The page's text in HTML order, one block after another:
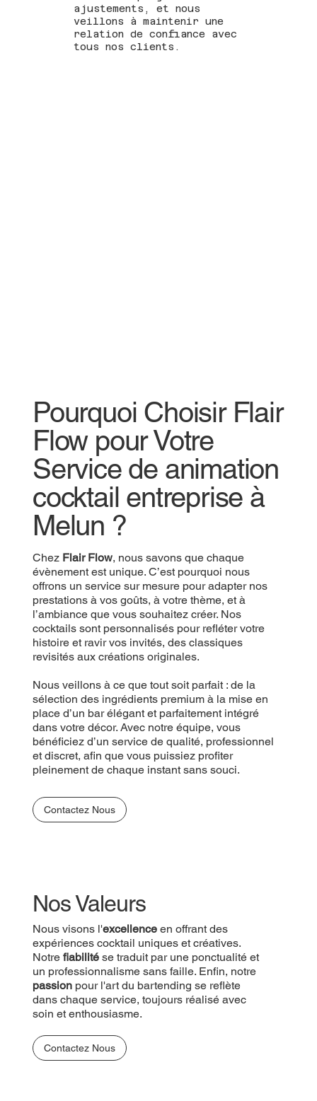
ajustements, et nous
veillons à maintenir une
relation de confiance avec
tous nos clients.
Pourquoi Choisir Flair
Flow pour Votre
Service de animation
cocktail entreprise à
Melun ?
Chez Flair Flow, nous savons que chaque
évènement est unique. C’est pourquoi nous
offrons un service sur mesure pour adapter nos
prestations à vos goûts, à votre thème, et à
l’ambiance que vous souhaitez créer. Nos
cocktails sont personnalisés pour refléter votre
histoire et ravir vos invités, des classiques
revisités aux créations originales.
Nous veillons à ce que tout soit parfait : de la
sélection des ingrédients premium à la mise en
place d’un bar élégant et parfaitement intégré
dans votre décor. Avec notre équipe, vous
bénéficiez d’un service de qualité, professionnel
et discret, afin que vous puissiez profiter
pleinement de chaque instant sans souci.
Contactez Nous
Nos Valeurs
Nous visons l'excellenceen offrant des
expériences cocktail uniques et créatives.
Notre fiabilité se traduit par une ponctualité et
un professionnalisme sans faille. Enfin, notre
passionpour l'art du bartending se reflète
dans chaque service, toujours réalisé avec
soin et enthousiasme.
Contactez Nous